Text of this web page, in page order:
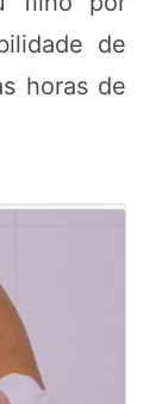
de
horas de